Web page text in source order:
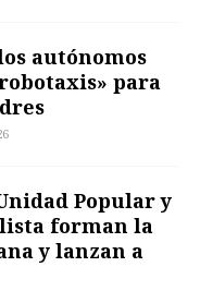
autónomos
para
Popular y
forman la
y lanzan a